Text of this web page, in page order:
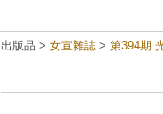
出版品 > 女宣雜誌 > 第394期